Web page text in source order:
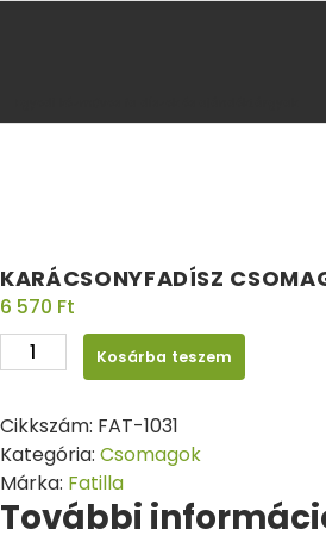
KARÁCSONYFADÍSZ
6 570 Ft
Kosárba teszem
Cikkszám: FAT-1031
Kategória: Csomagok
Márka: Fatilla
További